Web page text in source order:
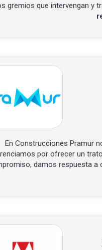
gremios que intervengan y
En Construcciones Pramur
por ofrecer un
damos respuesta a